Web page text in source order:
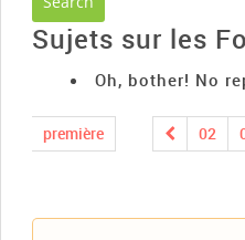
Sujets sur les
Oh, bother! No
première 02